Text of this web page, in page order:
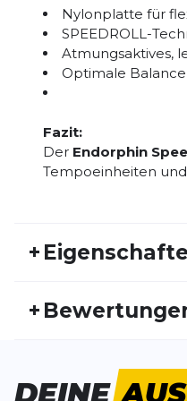
Nylonplatte für
SPEEDROLL-
Atmungsaktives,
Optimale
Fazit:
Der Endorphin
Tempoeinheiten
+
Aktivitätstyp:
Schuhdämpfung:
+
Schnelle Lieferung
DEINE